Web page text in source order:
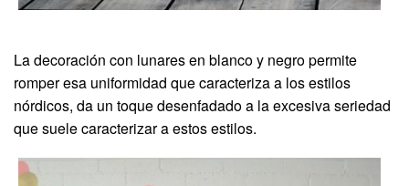
La decoración con lunares en blanco y negro permite
romper esa uniformidad que caracteriza a los estilos
nórdicos, da un toque desenfadado a la excesiva seriedad
que suele caracterizar a estos estilos.